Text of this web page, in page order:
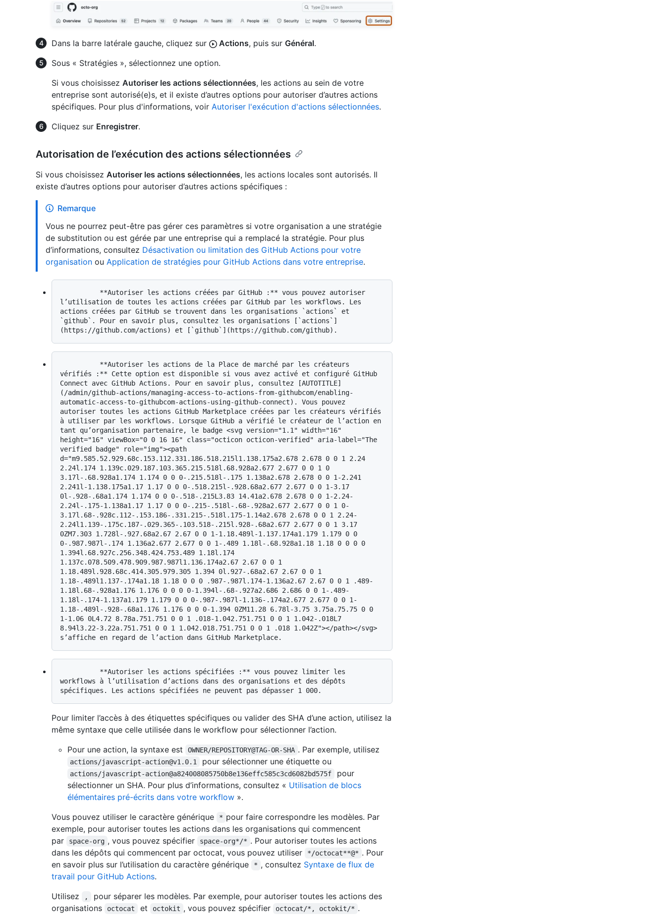
Dans la barre latérale gauche, cliquez sur Actions, puis sur Général.
Sous « Stratégies », sélectionnez une option.
Si vous choisissez Autoriser les actions sélectionnées, les actions au sein de votre
entreprise sont autorisé(e)s, et il existe d’autres options pour autoriser d’autres actions
spécifiques. Pour plus d'informations, voir Autoriser l'exécution d'actions sélectionnées.
Cliquez sur Enregistrer.
Autorisation de l’exécution des actions sélectionnées
Si vous choisissez Autoriser les actions sélectionnées, les actions locales sont autorisés. Il
existe d’autres options pour autoriser d’autres actions spécifiques :
Remarque
Vous ne pourrez peut-être pas gérer ces paramètres si votre organisation a une stratégie
de substitution ou est gérée par une entreprise qui a remplacé la stratégie. Pour plus
d’informations, consultez Désactivation ou limitation des GitHub Actions pour votre
organisation ou Application de stratégies pour GitHub Actions dans votre entreprise.
l’utilisation de toutes les actions créées par GitHub par les workflows. Les
actions créées par GitHub se trouvent dans les organisations `actions` et
`github`. Pour en savoir plus, consultez les organisations [`actions`]
vérifiés :** Cette option est disponible si vous avez activé et configuré GitHub
Connect avec GitHub Actions. Pour en savoir plus, consultez [AUTOTITLE]
(/admin/github-actions/managing-access-to-actions-from-githubcom/enabling-
automatic-access-to-githubcom-actions-using-github-connect). Vous pouvez
autoriser toutes les actions GitHub Marketplace créées par les créateurs vérifiés
à utiliser par les workflows. Lorsque GitHub a vérifié le créateur de l’action en
tant qu’organisation partenaire, le badge <svg version="1.1" width="16"
height="16" viewBox="0 0 16 16" class="octicon octicon-verified" aria-label="The
verified badge" role="img"><path
d="m9.585.52.929.68c.153.112.331.186.518.215l1.138.175a2.678 2.678 0 0 1 2.24
2.24l.174 1.139c.029.187.103.365.215.518l.68.928a2.677 2.677 0 0 1 0
3.17l-.68.928a1.174 1.174 0 0 0-.215.518l-.175 1.138a2.678 2.678 0 0 1-2.241
2.241l-1.138.175a1.17 1.17 0 0 0-.518.215l-.928.68a2.677 2.677 0 0 1-3.17
0l-.928-.68a1.174 1.174 0 0 0-.518-.215L3.83 14.41a2.678 2.678 0 0 1-2.24-
2.24l-.175-1.138a1.17 1.17 0 0 0-.215-.518l-.68-.928a2.677 2.677 0 0 1 0-
3.17l.68-.928c.112-.153.186-.331.215-.518l.175-1.14a2.678 2.678 0 0 1 2.24-
2.24l1.139-.175c.187-.029.365-.103.518-.215l.928-.68a2.677 2.677 0 0 1 3.17
0ZM7.303 1.728l-.927.68a2.67 2.67 0 0 1-1.18.489l-1.137.174a1.179 1.179 0 0
0-.987.987l-.174 1.136a2.677 2.677 0 0 1-.489 1.18l-.68.928a1.18 1.18 0 0 0 0
1.394l.68.927c.256.348.424.753.489 1.18l.174
1.137c.078.509.478.909.987.987l1.136.174a2.67 2.67 0 0 1
1.18.489l.928.68c.414.305.979.305 1.394 0l.927-.68a2.67 2.67 0 0 1
1.18-.489l1.137-.174a1.18 1.18 0 0 0 .987-.987l.174-1.136a2.67 2.67 0 0 1 .489-
1.18l.68-.928a1.176 1.176 0 0 0 0-1.394l-.68-.927a2.686 2.686 0 0 1-.489-
1.18l-.174-1.137a1.179 1.179 0 0 0-.987-.987l-1.136-.174a2.677 2.677 0 0 1-
1.18-.489l-.928-.68a1.176 1.176 0 0 0-1.394 0ZM11.28 6.78l-3.75 3.75a.75.75 0 0
1-1.06 0L4.72 8.78a.751.751 0 0 1 .018-1.042.751.751 0 0 1 1.042-.018L7
8.94l3.22-3.22a.751.751 0 0 1 1.042.018.751.751 0 0 1 .018 1.042Z"></path></svg>
workflows à l’utilisation d’actions dans des organisations et des dépôts
Pour limiter l’accès à des étiquettes spécifiques ou valider des SHA d’une action, utilisez la
même syntaxe que celle utilisée dans le workflow pour sélectionner l’action.
Pour une action, la syntaxe est
OWNER/REPOSITORY@TAG-OR-SHA . Par exemple, utilisez
actions/javascript-action@v1.0.1 pour sélectionner une étiquette ou
actions/javascript-action@a824008085750b8e136effc585c3cd6082bd575f
pour
sélectionner un SHA. Pour plus d’informations, consultez « Utilisation de blocs
élémentaires pré-écrits dans votre workflow ».
Vous pouvez utiliser le caractère générique
* pour faire correspondre les modèles. Par
exemple, pour autoriser toutes les actions dans les organisations qui commencent
par
space-org , vous pouvez spécifier space-org*/* . Pour autoriser toutes les actions
dans les dépôts qui commencent par octocat, vous pouvez utiliser
*/octocat**@* . Pour
en savoir plus sur l’utilisation du caractère générique
* , consultez Syntaxe de flux de
travail pour GitHub Actions.
Utilisez
,
pour séparer les modèles. Par exemple, pour autoriser toutes les actions des
organisations
octocat et octokit , vous pouvez spécifier octocat/*, octokit/* .